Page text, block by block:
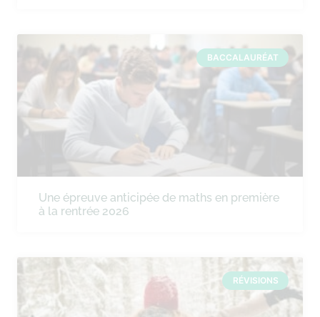
BACCALAURÉAT
Une épreuve anticipée de maths en première
à la rentrée 2026
RÉVISIONS